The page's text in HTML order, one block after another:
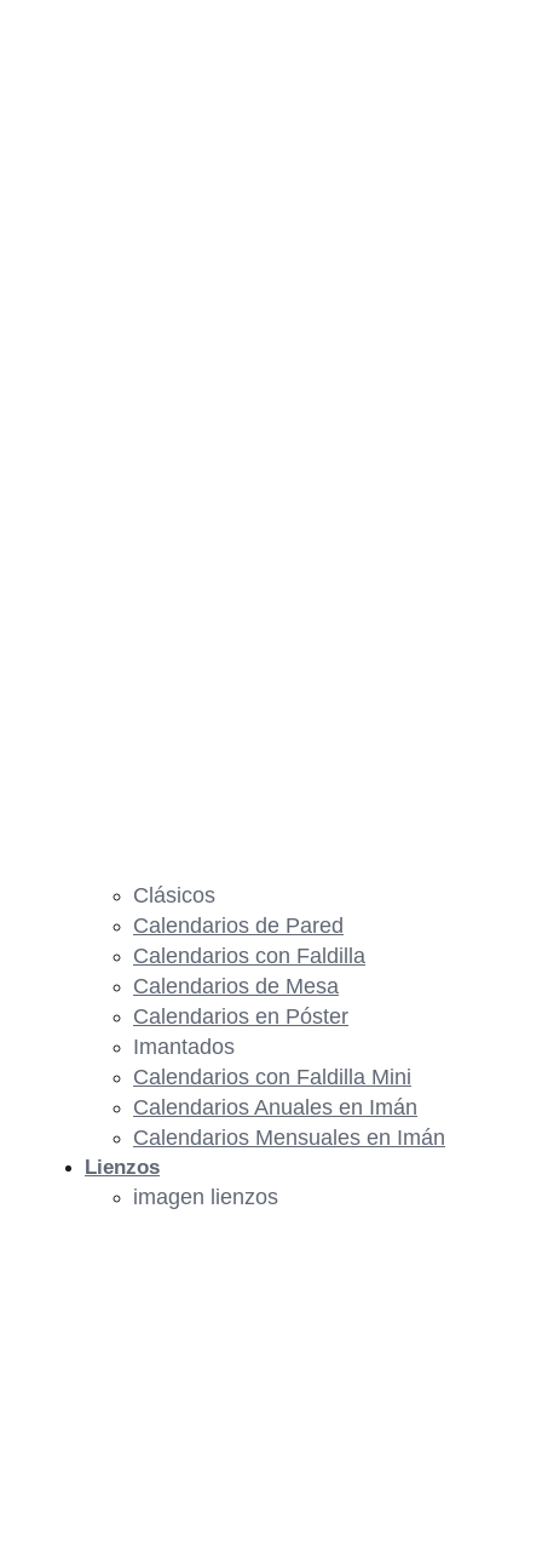
Clásicos
Calendarios de Pared
Calendarios con Faldilla
Calendarios de Mesa
Calendarios en Póster
Imantados
Calendarios con Faldilla Mini
Calendarios Anuales en Imán
Calendarios Mensuales en Imán
Lienzos
imagen lienzos